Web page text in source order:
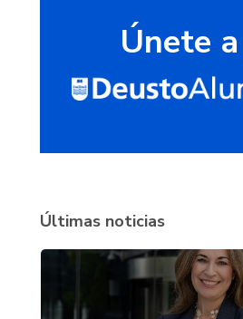
Únete a
Últimas noticias